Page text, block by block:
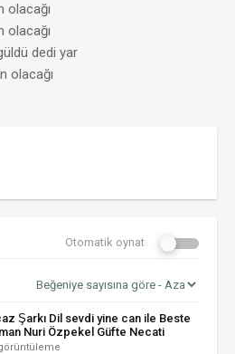
olacağı
olacağı
dedi yar
olacağı
Otomatik oynat
Şarkı Dil sevdi yine can ile Beste
Nuri Özpekel Güfte Necati